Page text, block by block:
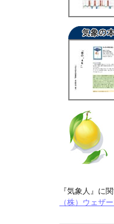
『気象人』に
（株）ウェザ